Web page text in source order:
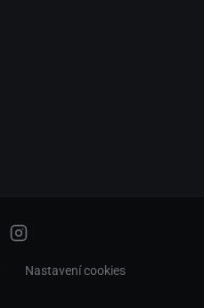
Nastavení cookies